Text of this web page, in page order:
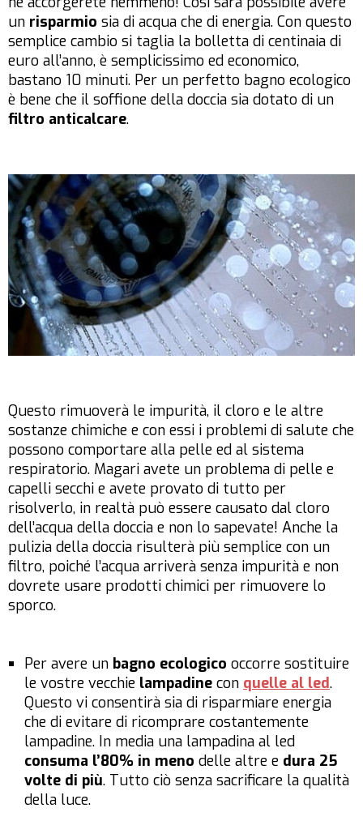
un risparmio sia di acqua che di energia. Con questo
semplice cambio si taglia la bolletta di centinaia di
euro all’anno, è semplicissimo ed economico,
bastano 10 minuti. Per un perfetto bagno ecologico
è bene che il soffione della doccia sia dotato di un
filtro anticalcare.
Questo rimuoverà le impurità, il cloro e le altre
sostanze chimiche e con essi i problemi di salute che
possono comportare alla pelle ed al sistema
respiratorio. Magari avete un problema di pelle e
capelli secchi e avete provato di tutto per
risolverlo, in realtà può essere causato dal cloro
dell’acqua della doccia e non lo sapevate! Anche la
pulizia della doccia risulterà più semplice con un
filtro, poiché l’acqua arriverà senza impurità e non
dovrete usare prodotti chimici per rimuovere lo
sporco.
Per avere un bagno ecologico occorre sostituire
le vostre vecchie lampadine con quelle al led.
Questo vi consentirà sia di risparmiare energia
che di evitare di ricomprare costantemente
lampadine. In media una lampadina al led
consuma l’80% in meno delle altre e dura 25
volte di più. Tutto ciò senza sacrificare la qualità
della luce.